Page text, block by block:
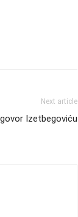
Next article
Izetbegoviću